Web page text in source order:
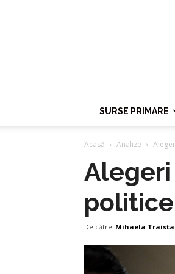
SURSE PRIMARE
Acasă Analize
Alegeri
politice
De către Mihaela